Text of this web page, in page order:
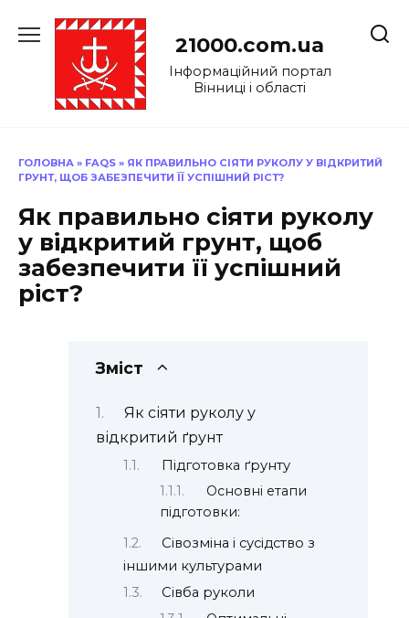
до
21000.com.ua
Інформаційний портал
Вінниці і області
ГОЛОВНА » FAQS » ЯК ПРАВИЛЬНО СІЯТИ РУКОЛУ У ВІДКРИТИЙ
ГРУНТ, ЩОБ ЗАБЕЗПЕЧИТИ ЇЇ УСПІШНИЙ РІСТ?
Як правильно сіяти руколу
у відкритий грунт, щоб
забезпечити її успішний
ріст?
Зміст
Як сіяти руколу у
відкритий ґрунт
Підготовка ґрунту
Основні етапи
підготовки:
Сівозміна і сусідство з
іншими культурами
Сівба руколи